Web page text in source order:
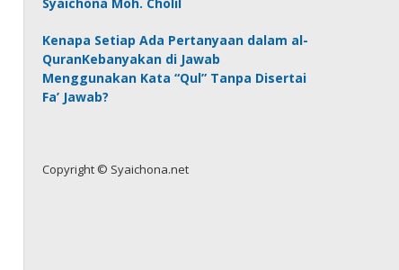
Kenapa Setiap Ada Pertanyaan dalam al-
QuranKebanyakan di Jawab
Menggunakan Kata “Qul” Tanpa Disertai
Fa’ Jawab?
Copyright © Syaichona.net